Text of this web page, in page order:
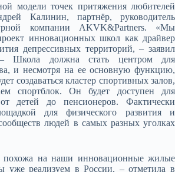
модели точек притяжения любителей
Калинин, партнёр, руководитель
компании AKVK&Partners. «Мы
инновационных школ как драйвер
депрессивных территорий, – заявил
Школа должна стать центром для
и несмотря на ее основную функцию,
создаваться кластер спортивных залов,
спортблок. Он будет доступен для
детей до пенсионеров. Фактически
для физического развития и
людей в самых разных уголках
похожа на наши инновационные жилые
уже реализуем в России, – отметила в